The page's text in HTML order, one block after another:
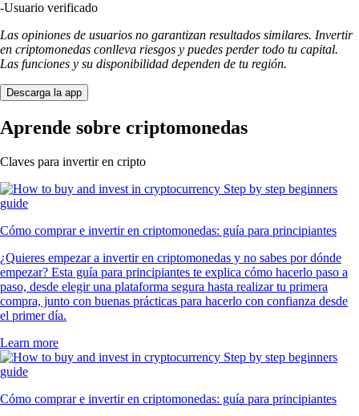
-Usuario verificado
Las opiniones de usuarios no garantizan resultados similares. Invertir
en criptomonedas conlleva riesgos y puedes perder todo tu capital.
Las funciones y su disponibilidad dependen de tu región.
Descarga la app
Aprende sobre criptomonedas
Claves para invertir en cripto
Cómo comprar e invertir en criptomonedas: guía para principiantes
¿Quieres empezar a invertir en criptomonedas y no sabes por dónde
empezar? Esta guía para principiantes te explica cómo hacerlo paso a
paso, desde elegir una plataforma segura hasta realizar tu primera
compra, junto con buenas prácticas para hacerlo con confianza desde
el primer día.
Learn more
Cómo comprar e invertir en criptomonedas: guía para principiantes